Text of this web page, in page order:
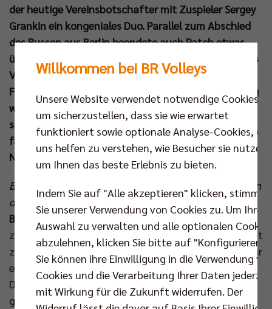
der heutige Vereinsbotschafter mit Zuspieler Sergey
Grankin ein kongeniales Duo. Parallel zum Abschied
des Russen aus Berlin beendete auch Patch etwas
überraschend mit gerade 28 Jahren seine Karriere als
Volleyballprofi. Am Sonntag beim ersten Playoff-
Finale zwischen den BR Volleys und der SVG Lüneburg
war Patch wieder da – als Zuschauer. Im Anschluss
schilderte er seine Eindrücke auf der Tribüne, sein
familiäres Gefühl für Berlin und lobte seinen
Nachfolger Jake Hanes.
Ben, willkommen zurück in Berlin. Bist du extra wegen
der Finals aus den USA hergekommen?
Benjamin Patch: „Nein, ich bin schon vor ungefähr
zwei Monaten zurückgekehrt nach Berlin, das ich fast
zwei Jahre zuvor verlassen hatte. Ich arbeite jetzt für
ein Luxusmode- und Design-Geschäft in Kreuzberg.
Die haben mich in New York angerufen und mir
gesagt, sie bräuchten einen neuen Kreativdirektor.
Willkommen bei BR Volleys
Unsere Website verwendet notwendige Cookies,
um sicherzustellen, dass sie wie erwartet
funktioniert sowie optionale Analyse-Cookies, die
uns helfen zu verstehen, wie Besucher sie nutzen,
um Ihnen das beste Erlebnis zu bieten.
Indem Sie auf "Alle akzeptieren" klicken, stimmen
Sie unserer Verwendung von Cookies zu. Um Ihre
Auswahl zu verwalten und alle optionalen Cookies
abzulehnen, klicken Sie bitte auf "Konfigurieren".
Sie können ihre Einwilligung in die Verwendung
Cookies und die Verarbeitung Ihrer Daten
mit Wirkung für die Zukunft widerrufen. Der